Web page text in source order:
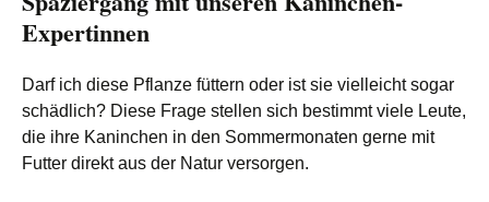
Expertinnen
Darf ich diese Pflanze füttern oder ist sie vielleicht sogar
schädlich? Diese Frage stellen sich bestimmt viele Leute,
die ihre Kaninchen in den Sommermonaten gerne mit
Futter direkt aus der Natur versorgen.